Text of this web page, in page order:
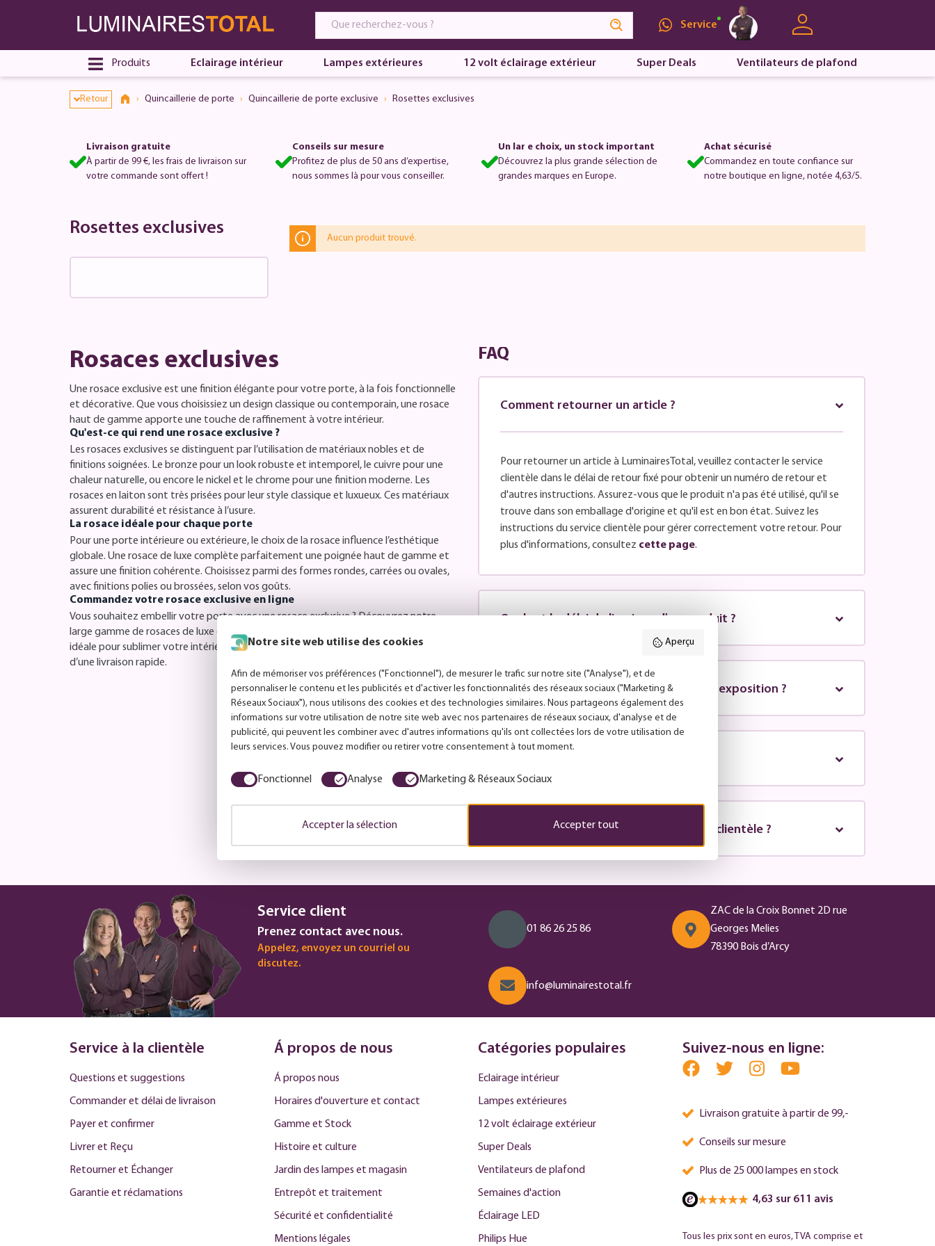
Service
Produits Eclairage intérieur Lampes extérieures 12 volt éclairage extérieur Super Deals Ventilateurs de plafond
Retour Quincaillerie de porte Quincaillerie de porte exclusive Rosettes exclusives
Livraison gratuite
À partir de 99 €, les frais de livraison sur
votre commande sont offert !
Conseils sur mesure
Profitez de plus de 50 ans d’expertise,
nous sommes là pour vous conseiller.
Un lar e choix, un stock important
Découvrez la plus grande sélection de
grandes marques en Europe.
Achat sécurisé
Commandez en toute confiance sur
notre boutique en ligne, notée 4,63/5.
Rosettes exclusives
Aucun produit trouvé.
Rosaces exclusives
Une rosace exclusive est une finition élégante pour votre porte, à la fois fonctionnelle
et décorative. Que vous choisissiez un design classique ou contemporain, une rosace
haut de gamme apporte une touche de raffinement à votre intérieur.
Qu'est-ce qui rend une rosace exclusive ?
Les rosaces exclusives se distinguent par l’utilisation de matériaux nobles et de
finitions soignées. Le bronze pour un look robuste et intemporel, le cuivre pour une
chaleur naturelle, ou encore le nickel et le chrome pour une finition moderne. Les
rosaces en laiton sont très prisées pour leur style classique et luxueux. Ces matériaux
assurent durabilité et résistance à l’usure.
La rosace idéale pour chaque porte
Pour une porte intérieure ou extérieure, le choix de la rosace influence l’esthétique
globale. Une rosace de luxe complète parfaitement une poignée haut de gamme et
assure une finition cohérente. Choisissez parmi des formes rondes, carrées ou ovales,
avec finitions polies ou brossées, selon vos goûts.
Commandez votre rosace exclusive en ligne
Vous souhaitez embellir votre porte avec une rosace exclusive ? Découvrez notre
large gamme de rosaces de luxe dans notre boutique en ligne. Choisissez la finition
idéale pour sublimer votre intérieur. Commandez facilement en ligne et profitez
d’une livraison rapide.
FAQ
Comment retourner un article ?
Pour retourner un article à LuminairesTotal, veuillez contacter le service
clientèle dans le délai de retour fixé pour obtenir un numéro de retour et
d'autres instructions. Assurez-vous que le produit n'a pas été utilisé, qu'il se
trouve dans son emballage d'origine et qu'il est en bon état. Suivez les
instructions du service clientèle pour gérer correctement votre retour. Pour
plus d'informations, consultez cette page.
Quel est le délai de livraison d'un produit ?
Disposez-vous également d'une salle d'exposition ?
Comment puis-je joindre votre service clientèle ?
Service client
Prenez contact avec nous.
Appelez, envoyez un courriel ou
discutez.
01 86 26 25 86
ZAC de la Croix Bonnet 2D rue
Georges Melies
78390 Bois d’Arcy
info@luminairestotal.fr
Service à la clientèle
Questions et suggestions
Commander et délai de livraison
Payer et confirmer
Livrer et Reçu
Retourner et Échanger
Garantie et réclamations
Á propos de nous
Á propos nous
Horaires d'ouverture et contact
Gamme et Stock
Histoire et culture
Jardin des lampes et magasin
Entrepôt et traitement
Sécurité et confidentialité
Mentions légales
Catégories populaires
Eclairage intérieur
Lampes extérieures
12 volt éclairage extérieur
Super Deals
Ventilateurs de plafond
Semaines d'action
Éclairage LED
Philips Hue
Suivez-nous en ligne:
Livraison gratuite à partir de 99,-
Conseils sur mesure
Plus de 25 000 lampes en stock
4,63 sur 611 avis
Tous les prix sont en euros, TVA comprise et
Notre site web utilise des cookies Aperçu
Afin de mémoriser vos préférences ("Fonctionnel"), de mesurer le trafic sur notre site ("Analyse"), et de
personnaliser le contenu et les publicités et d'activer les fonctionnalités des réseaux sociaux ("Marketing &
Réseaux Sociaux"), nous utilisons des cookies et des technologies similaires. Nous partageons également des
informations sur votre utilisation de notre site web avec nos partenaires de réseaux sociaux, d'analyse et de
publicité, qui peuvent les combiner avec d'autres informations qu'ils ont collectées lors de votre utilisation de
leurs services. Vous pouvez modifier ou retirer votre consentement à tout moment.
Fonctionnel Analyse Marketing & Réseaux Sociaux
Accepter la sélection Accepter tout